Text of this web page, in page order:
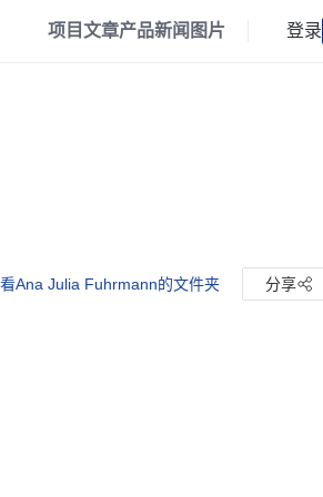
项目文章产品新闻 图片 登录
Ana Julia Fuhrmann的文件夹 分享